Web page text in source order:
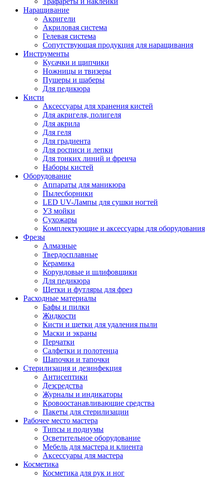
Наращивание
Акригели
Акриловая система
Гелевая система
Сопутствующая продукция для наращивания
Инструменты
Кусачки и щипчики
Ножницы и твизеры
Пушеры и шаберы
Для педикюра
Кисти
Аксессуары для хранения кистей
Для акригеля, полигеля
Для акрила
Для геля
Для градиента
Для росписи и лепки
Для тонких линий и френча
Наборы кистей
Оборудование
Аппараты для маникюра
Пылесборники
LED UV-Лампы для сушки ногтей
УЗ мойки
Сухожары
Комплектующие и аксессуары для оборудования
Фрезы
Алмазные
Твердосплавные
Керамика
Корундовые и шлифовщики
Для педикюра
Щетки и футляры для фрез
Расходные материалы
Бафы и пилки
Жидкости
Кисти и щетки для удаления пыли
Маски и экраны
Перчатки
Салфетки и полотенца
Шапочки и тапочки
Стерилизация и дезинфекция
Антисептики
Дезсредства
Журналы и индикаторы
Кровоостанавливающие средства
Пакеты для стерилизации
Рабочее место мастера
Типсы и подиумы
Осветительное оборудование
Мебель для мастера и клиента
Аксессуары для мастера
Косметика
Косметика для рук и ног